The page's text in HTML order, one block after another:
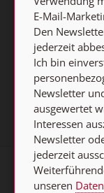
E-MAIL
AGB und
E-Mail-
Den
jederzeit
Ich bin
Newsletter
ausgewertet
Interessen
Newsletter
jederzeit
unseren